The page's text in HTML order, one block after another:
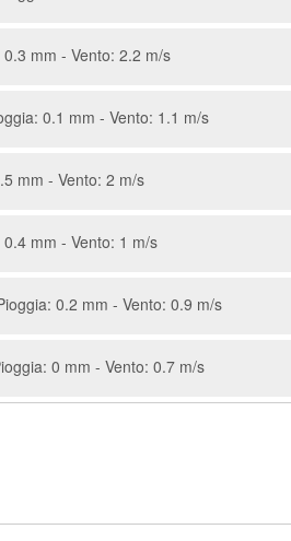
mm - Vento: 2.2 m/s
0.1 mm - Vento: 1.1 m/s
mm - Vento: 2 m/s
mm - Vento: 1 m/s
0.2 mm - Vento: 0.9 m/s
0 mm - Vento: 0.7 m/s